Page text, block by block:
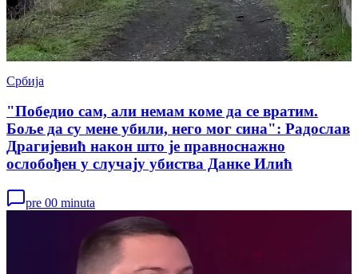
Србија
"Победио сам, али немам коме да се вратим.
Боље да су мене убили, него мог сина": Радослав
Драгијевић након што је правноснажно
ослобођен у случају убиства Данке Илић
pre 00 minuta